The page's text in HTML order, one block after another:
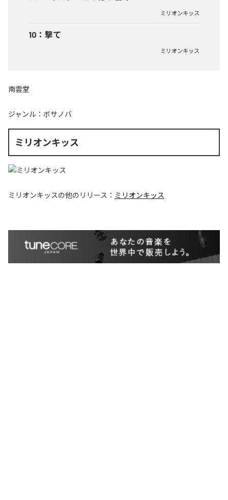
ミリオンキッス
10 ： 撃て
ミリオンキッス
南雲堂
ジャンル： ボサノバ
ミリオンキッス
ミリオンキッスの他のリリース： ミリオンキッス